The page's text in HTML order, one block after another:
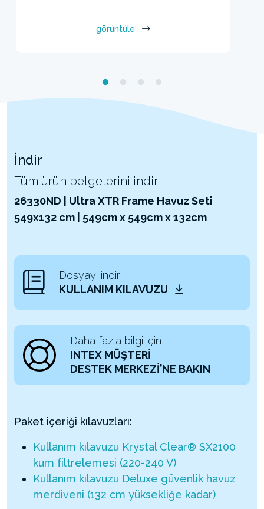
görüntüle
İndir
Tüm ürün belgelerini indir
26330ND | Ultra XTR Frame Havuz Seti
549x132 cm | 549cm x 549cm x 132cm
Dosyayı indir
KULLANIM KILAVUZU
Daha fazla bilgi için
INTEX MÜŞTERİ
DESTEK MERKEZİ’NE BAKIN
Paket içeriği kılavuzları:
Kullanım kılavuzu Krystal Clear® SX2100
kum filtrelemesi (220-240 V)
Kullanım kılavuzu Deluxe güvenlik havuz
merdiveni (132 cm yüksekliğe kadar)